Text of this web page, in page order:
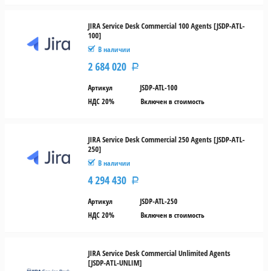
JIRA Service Desk Commercial 100 Agents [JSDP-ATL-
100]
В наличии
2 684 020 Р
Артикул
JSDP-ATL-100
НДС 20%
Включен в стоимость
JIRA Service Desk Commercial 250 Agents [JSDP-ATL-
250]
В наличии
4 294 430 Р
Артикул
JSDP-ATL-250
НДС 20%
Включен в стоимость
JIRA Service Desk Commercial Unlimited Agents
[JSDP-ATL-UNLIM]